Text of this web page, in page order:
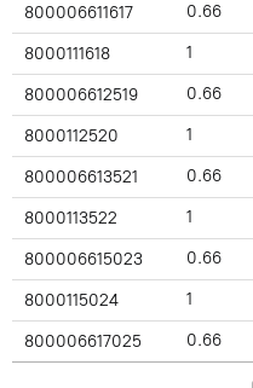
800006611617 0.66
8000111618 1
800006612519 0.66
8000112520 1
800006613521 0.66
8000113522 1
800006615023 0.66
8000115024 1
800006617025 0.66